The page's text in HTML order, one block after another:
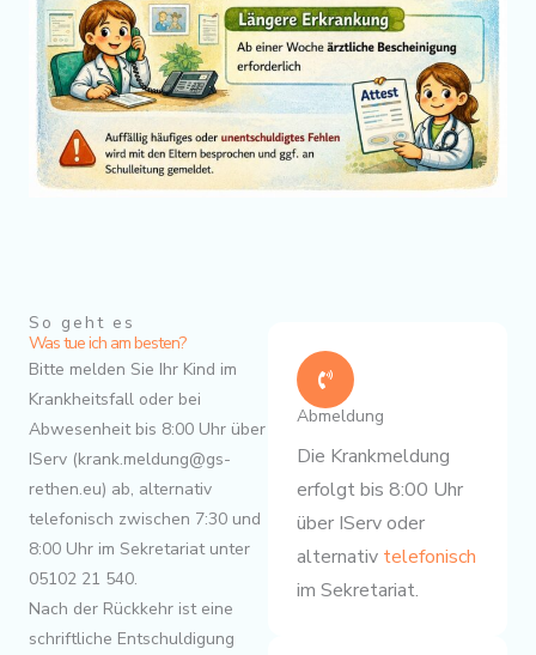
So geht es
Was tue ich am besten?
Bitte melden Sie Ihr Kind im
Krankheitsfall oder bei
Abwesenheit bis 8:00 Uhr über
IServ (krank.meldung@gs-
rethen.eu) ab, alternativ
telefonisch zwischen 7:30 und
8:00 Uhr im Sekretariat unter
05102 21 540.
Nach der Rückkehr ist eine
schriftliche Entschuldigung
Abmeldung
Die Krankmeldung
erfolgt bis 8:00 Uhr
über IServ oder
alternativ telefonisch
im Sekretariat.